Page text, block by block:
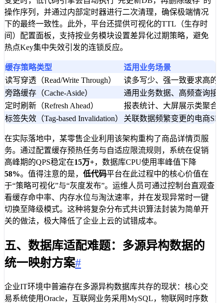
操作序列，并通过内部定时器进行二次清理，确保极端情况
下的最终一致性。此外，平台还提供可视化的TTL（生存时
间）配置面板，支持按业务模块设置差异化过期策略，避免
热点Key集中失效引发的连锁反应。
缓存策略类型
适用业务场景
读写穿透（Read/Write Through）
读多写少、强一致要求高的
旁路缓存（Cache-Aside）
通用业务数据、高频查询接
定时刷新（Refresh Ahead）
报表统计、大屏展示类聚合
标签失效（Tag-based Invalidation）
关联数据频繁变更的电商
在实际落地中，某零售企业利用该架构重构了商品详情页服
务。通过配置缓存预热任务与自适应限流规则，系统在促销
高峰期的QPS稳定在15万+，数据库CPU使用率峰值下降
58%。值得注意的是， 低代码平台在此过程中的核心价值在
于“策略可视化”与“灰度发布”。运维人员可通过控制台直观查
看缓存命中率、内存水位与淘汰速率，并在发现异常时一键
切换至降级模式。这种将复杂分布式共识算法封装为简单开
关的做法，极大降低了企业上云的试错成本。
五、数据库适配难题：多源异构数据的
统一映射方案#
企业IT环境中普遍存在多源异构数据库共存的现状：核心交
易系统使用Oracle，互联网业务采用MySQL，物联网时序数